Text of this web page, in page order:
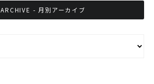
ARCHIVE - 月別アーカイブ